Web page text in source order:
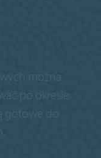
można
po okresie
gotowe do